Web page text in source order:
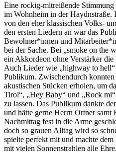
Eine rockig-mitreißende
im Wohnheim in der
von den eher klassischen Volks-
den ersten Liedern an war das
Bewohner*innen und
bei der Sache. Bei „smoke on the
ein Akkordeon ohne Verstärker
Auch Lieder wie „highway to hell“
Publikum. Zwischendurch
akustischen Stücken erholen, um
Tirol“, „Hey Baby“ und „Rock
zu lassen. Das Publikum dankte
und hätte gerne Herrn Ortner samt
Nachmittag fest in die Arme
doch so grauen Alltag wird so
spielte perfekt mit und machte
mit vielen Sonnenstrahlen alle Ehre.